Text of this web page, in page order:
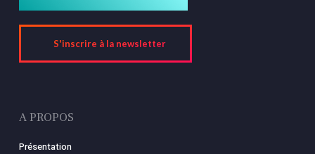
S'inscrire à la newsletter
A PROPOS
Présentation